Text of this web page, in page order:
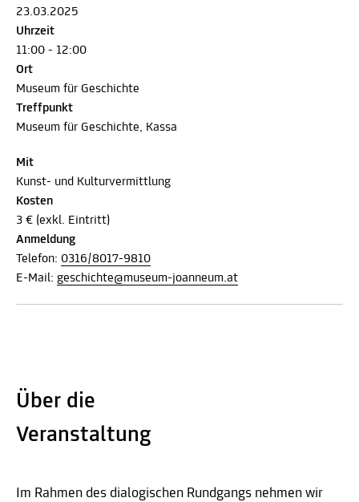
23.03.2025
Uhrzeit
11:00 - 12:00
Ort
Museum für Geschichte
Treffpunkt
Museum für Geschichte, Kassa
Mit
Kunst- und Kulturvermittlung
Kosten
3 € (exkl. Eintritt)
Anmeldung
Telefon: 0316/8017-9810
E-Mail: geschichte@museum-joanneum.at
Über die
Veranstaltung
Im Rahmen des dialogischen Rundgangs nehmen wir